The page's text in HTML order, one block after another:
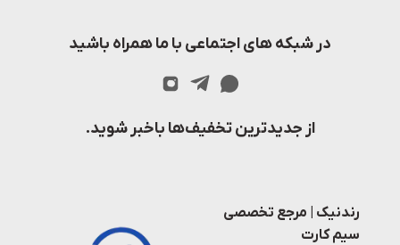
در شبکه های اجتماعی با ما همراه باشید
از جدیدترین تخفیف‌ها باخبر شوید.
رندنیک | مرجع تخصصی
سیم کارت